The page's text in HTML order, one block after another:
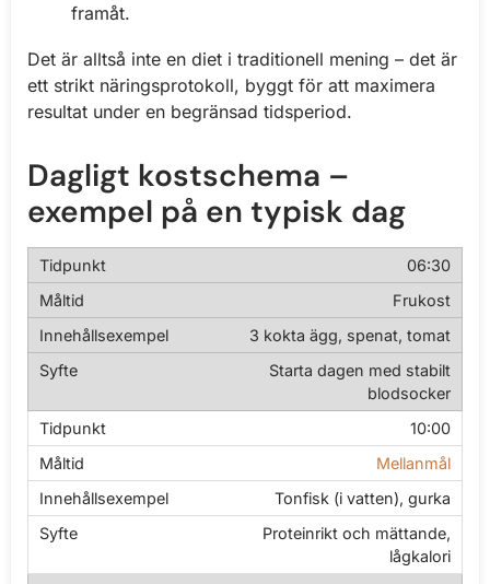
framåt.
Det är alltså inte en diet i traditionell mening – det är
ett strikt näringsprotokoll, byggt för att maximera
resultat under en begränsad tidsperiod.
Dagligt kostschema –
exempel på en typisk dag
06:30
Frukost
3 kokta ägg, spenat, tomat
Starta dagen med stabilt
blodsocker
10:00
Mellanmål
Tonfisk (i vatten), gurka
Proteinrikt och mättande,
lågkalori